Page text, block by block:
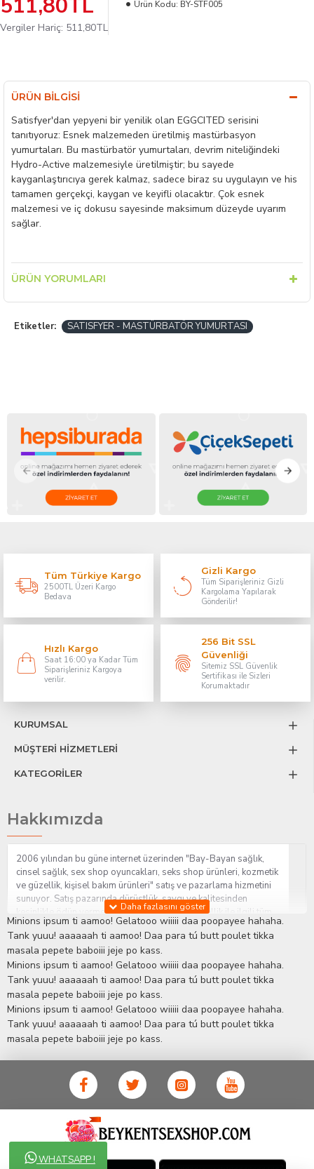
511,80TL
Vergiler Hariç: 511,80TL
Ürün Kodu: BY-STF005
ÜRÜN BILGISI
Satisfyer'dan yepyeni bir yenilik olan EGGCITED serisini
tanıtıyoruz: Esnek malzemeden üretilmiş mastürbasyon
yumurtaları. Bu mastürbatör yumurtaları, devrim niteliğindeki
Hydro-Active malzemesiyle üretilmiştir; bu sayede
kayganlaştırıcıya gerek kalmaz, sadece biraz su uygulayın ve his
tamamen gerçekçi, kaygan ve keyifli olacaktır. Çok esnek
malzemesi ve iç dokusu sayesinde maksimum düzeyde uyarım
sağlar.
ÜRÜN YORUMLARI
Etiketler: SATISFYER - MASTÜRBATÖR YUMURTASI
WHATSAPP !
Tüm Türkiye Kargo
2500TL Üzeri Kargo
Bedava
Gizli Kargo
Tüm Siparişleriniz Gizli
Kargolama Yapılarak
Gönderilir!
Hızlı Kargo
Saat 16:00 ya Kadar Tüm
Siparişleriniz Kargoya
verilir.
256 Bit SSL
Güvenliği
Sitemiz SSL Güvenlik
Sertifikası ile Sizleri
Korumaktadır
KURUMSAL
MÜŞTERİ HİZMETLERİ
KATEGORİLER
Hakkımızda
2006 yılından bu güne internet üzerinden "Bay-Bayan sağlık,
cinsel sağlık, sex shop oyuncakları, seks shop ürünleri, kozmetik
ve güzellik, kişisel bakım ürünleri" satış ve pazarlama hizmetini
sunuyor. Satış pazarında dürüstlük, saygı ve kalitesinden
kesinlikle ödün vermeden hizmet sağlık ve güzellik ile ilgili tüm
sorularınıza anında cevap verebilen Yetkin ve uzman kadrosu ile
ihtiyaçlarınızı en uygun fiyat ve taksit seçenekleriyle karşılıyor.
İstanbul beylikdüzü Erotik Shop sitemizde insan odaklı çalışma
stratejimiz ile müşterilerimizin yaşamlarında mutlu, sağlıklı ve
bakımlı olmaları için onlara sağlık ve güzellik danışmanlığı
sağlıyoruz.Sex ShopAlışveriş sitemiz Erotik Shop sektöründeki
gelişmeleri ve yenilikleri çok yakından takip etmesi, yaklaşık
5000'e yakın geniş ürün yelpazesi ile Türkiye'de bu sektörde
kendi alanımızda en geniş ürün gurubuna sahip ender
mağazalardan biri olması, müşteri memnuniyetini her zaman ön
planda tutan yaklaşımcı ve yenilikçi servislerin geliştirilmesi
konusundaki becerileri ile kendisine Cinsel Ürün hayatında lider
ve kalıcı bir yer edinmiştir.
Minions ipsum ti aamoo! Gelatooo wiiiii daa poopayee hahaha.
Tank yuuu! aaaaaah ti aamoo! Daa para tú butt poulet tikka
masala pepete baboiii jeje po kass.
Minions ipsum ti aamoo! Gelatooo wiiiii daa poopayee hahaha.
Tank yuuu! aaaaaah ti aamoo! Daa para tú butt poulet tikka
masala pepete baboiii jeje po kass.
Minions ipsum ti aamoo! Gelatooo wiiiii daa poopayee hahaha.
Tank yuuu! aaaaaah ti aamoo! Daa para tú butt poulet tikka
masala pepete baboiii jeje po kass.